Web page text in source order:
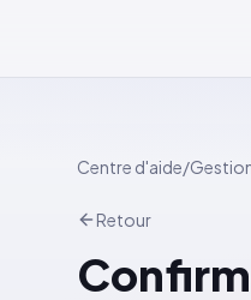
Centre d'aide/
Retour